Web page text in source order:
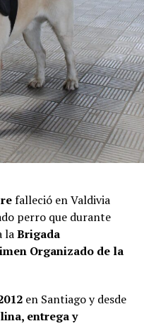
falleció en Valdivia
perro que durante
laBrigada
Organizado de la
en Santiago y desde
entrega y